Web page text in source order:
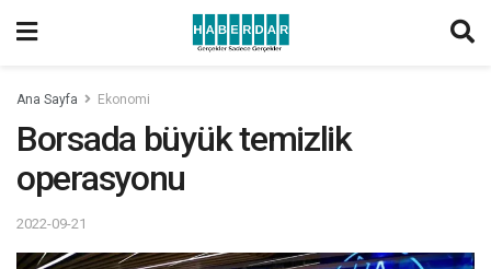
Ana Sayfa Ekonomi
Borsada büyük temizlik
operasyonu
2022-09-21